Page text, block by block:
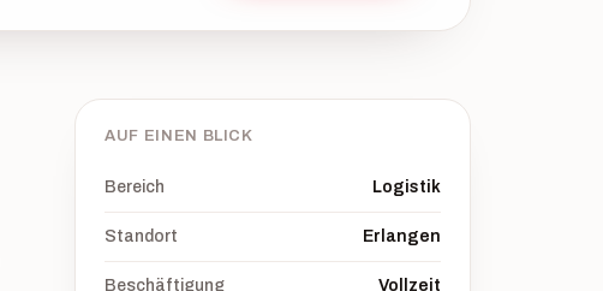
AUF EINEN BLICK
Bereich Logistik
Standort Erlangen
Beschäftigung Vollzeit